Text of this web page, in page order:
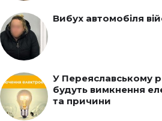
Вибух автомобіля
У Переяславському
будуть вимкнення
та причини